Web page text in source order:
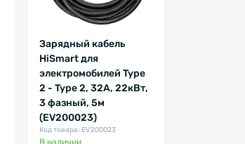
Зарядный кабель
HiSmart для
электромобилей Type
2 - Type 2, 32A, 22кВт,
3 фазный, 5м
(EV200023)
Код товара: EV200023
В наличии